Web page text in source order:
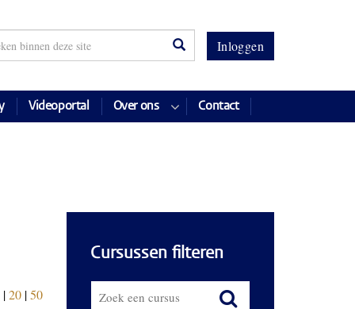
Inloggen
Videoportal Over ons Contact
|20|50
Cursussen filteren